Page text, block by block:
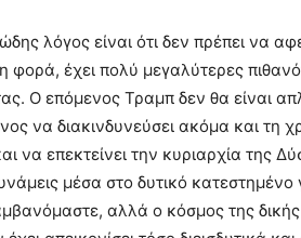
λόγος είναι ότι δεν πρέπει να
φορά, έχει πολύ μεγαλύτερες
Ο επόμενος Τραμπ δεν θα είναι
να διακινδυνεύσει ακόμα και τη
να επεκτείνει την κυριαρχία της
μέσα στο δυτικό κατεστημένο
αλλά ο κόσμος της